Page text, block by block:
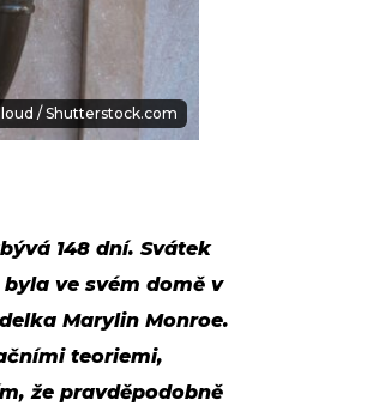
/ Shutterstock.com
148 dní. Svátek
ve svém domě v
Marylin Monroe.
teoriemi,
že pravděpodobně